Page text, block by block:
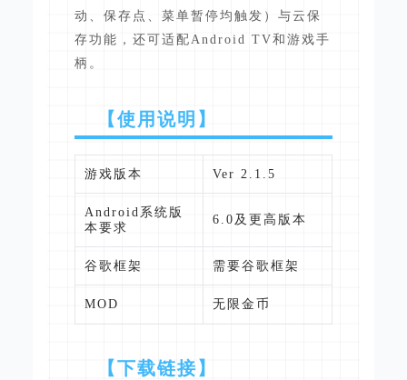
动、保存点、菜单暂停均触发）与云保
存功能，还可适配Android TV和游戏手
柄。
【使用说明】
游戏版本 Ver 2.1.5
Android系统版
本要求
6.0及更高版本
谷歌框架 需要谷歌框架
MOD 无限金币
【下载链接】